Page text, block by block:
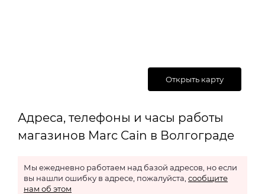
Открыть карту
Адреса, телефоны и часы работы
магазинов Marc Cain в Волгограде
Мы ежедневно работаем над базой адресов, но если
вы нашли ошибку в адресе, пожалуйста, сообщите
нам об этом